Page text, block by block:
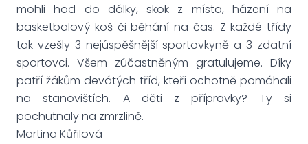
mohli hod do dálky, skok z místa, házení na
basketbalový koš či běhání na čas. Z každé třídy
tak vzešly 3 nejúspěšnější sportovkyně a 3 zdatní
sportovci. Všem zúčastněným gratulujeme. Díky
patří žákům devátých tříd, kteří ochotně pomáhali
na stanovištích. A děti z přípravky? Ty si
pochutnaly na zmrzlině.
Martina Kůřilová